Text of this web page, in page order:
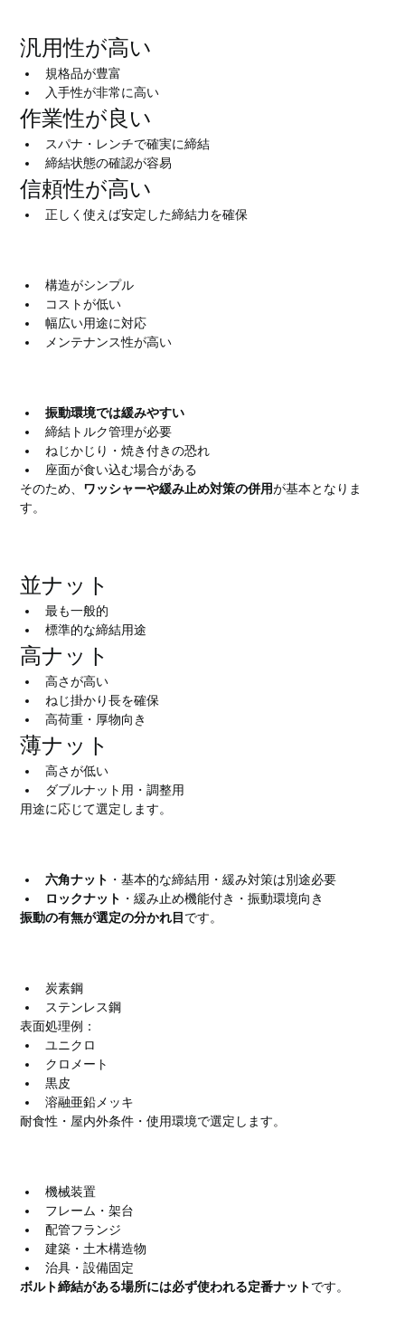
汎用性が高い
規格品が豊富
入手性が非常に高い
作業性が良い
スパナ・レンチで確実に締結
締結状態の確認が容易
信頼性が高い
正しく使えば安定した締結力を確保
構造がシンプル
コストが低い
幅広い用途に対応
メンテナンス性が高い
振動環境では緩みやすい
締結トルク管理が必要
ねじかじり・焼き付きの恐れ
座面が食い込む場合がある
そのため、 ワッシャーや緩み止め対策の併用が基本となりま
す。
並ナット
最も一般的
標準的な締結用途
高ナット
高さが高い
ねじ掛かり長を確保
高荷重・厚物向き
薄ナット
高さが低い
ダブルナット用・調整用
用途に応じて選定します。
六角ナット ・基本的な締結用・緩み対策は別途必要
ロックナット ・緩み止め機能付き・振動環境向き
振動の有無が選定の分かれ目 です。
炭素鋼
ステンレス鋼
表面処理例：
ユニクロ
クロメート
黒皮
溶融亜鉛メッキ
耐食性・屋内外条件・使用環境で選定します。
機械装置
フレーム・架台
配管フランジ
建築・土木構造物
治具・設備固定
ボルト締結がある場所には必ず使われる定番ナットです。